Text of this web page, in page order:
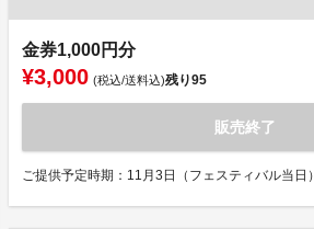
金券1,000円分
¥3,000 (税込/送料込)残り95
販売終了
ご提供予定時期：11月3日（フェスティバル当日）